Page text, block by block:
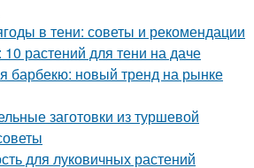
в тени: советы и рекомендации
10 растений для тени на даче
барбекю: новый тренд на рынке
заготовки из туршевой
для луковичных растений